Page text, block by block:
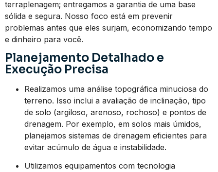
terraplenagem; entregamos a garantia de uma base
sólida e segura. Nosso foco está em prevenir
problemas antes que eles surjam, economizando tempo
e dinheiro para você.
Planejamento Detalhado e
Execução Precisa
Realizamos uma análise topográfica minuciosa do
terreno. Isso inclui a avaliação de inclinação, tipo
de solo (argiloso, arenoso, rochoso) e pontos de
drenagem. Por exemplo, em solos mais úmidos,
planejamos sistemas de drenagem eficientes para
evitar acúmulo de água e instabilidade.
Utilizamos equipamentos com tecnologia